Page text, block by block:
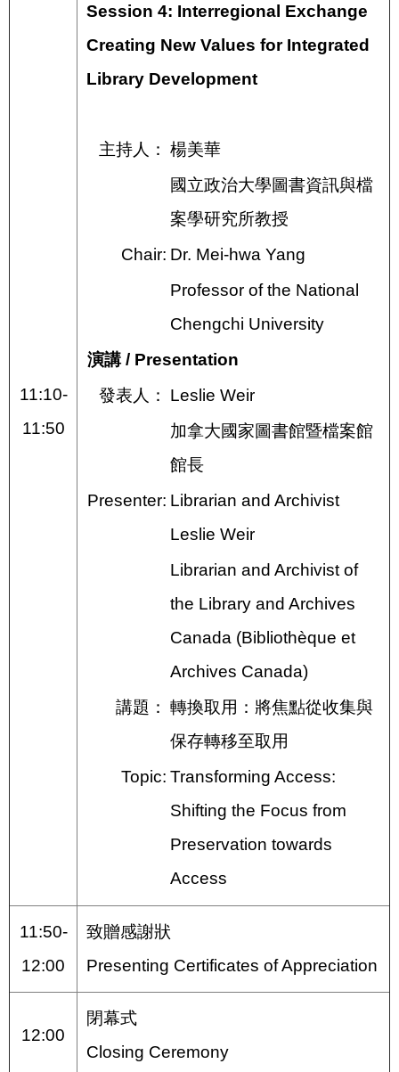
11:10-
11:50
Session 4: Interregional Exchange
Creating New Values for Integrated
Library Development
主持人： 楊美華
國立政治大學圖書資訊與檔
案學研究所教授
Chair: Dr. Mei-hwa Yang
Professor of the National
Chengchi University
演講 / Presentation
發表人：
Leslie Weir
加拿大國家圖書館暨檔案館
館長
Presenter: Librarian and Archivist
Leslie Weir
Librarian and Archivist of
the Library and Archives
Canada (Bibliothèque et
Archives Canada)
講題： 轉換取用：將焦點從收集與
保存轉移至取用
Topic: Transforming Access:
Shifting the Focus from
Preservation towards
Access
11:50-
12:00
致贈感謝狀
Presenting Certificates of Appreciation
12:00
閉幕式
Closing Ceremony